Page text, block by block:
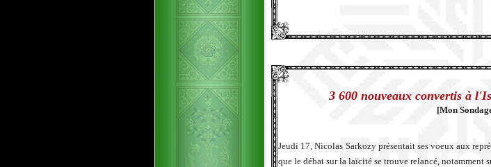
3 600 nouveaux convertis à
[Mon
Jeudi 17, Nicolas Sarkozy présentait ses voeux aux
que le débat sur la laïcité se trouve relancé, notamment